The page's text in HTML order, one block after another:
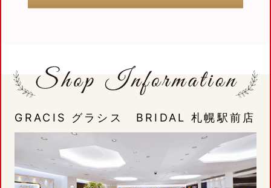
GRACIS グラシス BRIDAL 札幌駅前店